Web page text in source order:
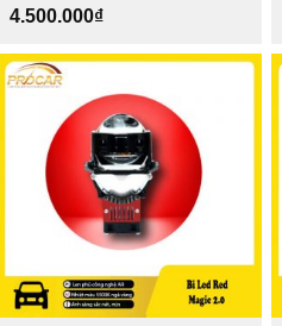
4.500.000₫